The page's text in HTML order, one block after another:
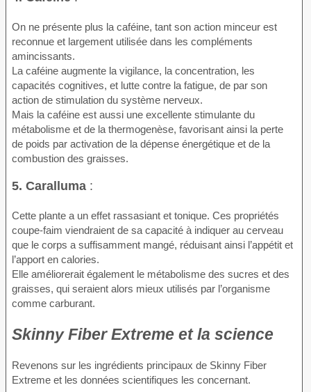
On ne présente plus la caféine, tant son action minceur est
reconnue et largement utilisée dans les compléments
amincissants.
La caféine augmente la vigilance, la concentration, les
capacités cognitives, et lutte contre la fatigue, de par son
action de stimulation du système nerveux.
Mais la caféine est aussi une excellente stimulante du
métabolisme et de la thermogenèse, favorisant ainsi la perte
de poids par activation de la dépense énergétique et de la
combustion des graisses.
5. Caralluma :
Cette plante a un effet rassasiant et tonique. Ces propriétés
coupe-faim viendraient de sa capacité à indiquer au cerveau
que le corps a suffisamment mangé, réduisant ainsi l’appétit et
l’apport en calories.
Elle améliorerait également le métabolisme des sucres et des
graisses, qui seraient alors mieux utilisés par l’organisme
comme carburant.
Skinny Fiber Extreme et la science
Revenons sur les ingrédients principaux de Skinny Fiber
Extreme et les données scientifiques les concernant.